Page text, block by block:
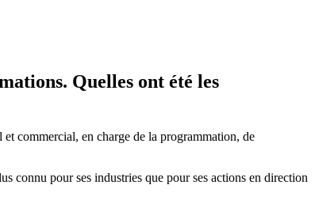
Quelles ont été les
commercial, en charge de la programmation, de
connu pour ses industries que pour ses actions en direction